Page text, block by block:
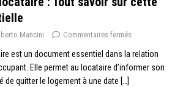
Mancini Commentaires fermés
est un document essentiel dans la relation
Elle permet au locataire d’informer son
de quitter le logement à une date […]